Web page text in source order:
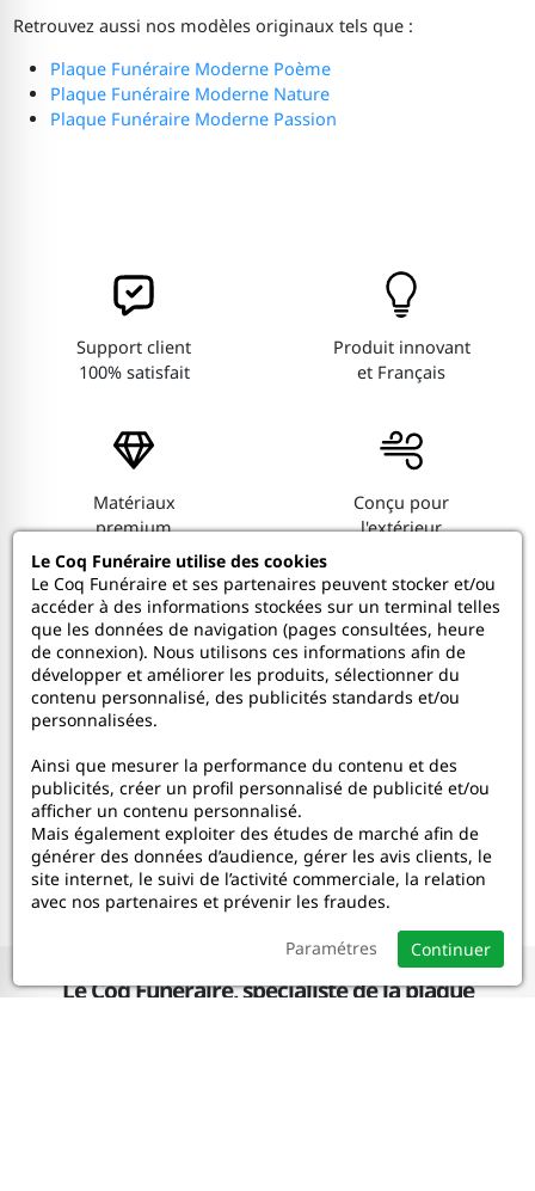
Retrouvez aussi nos modèles originaux tels que :
Plaque Funéraire Moderne Poème
Plaque Funéraire Moderne Nature
Plaque Funéraire Moderne Passion
Support client
100% satisfait
Produit innovant
et Français
Matériaux
premium
Conçu pour
l'extérieur
Inscrivez-vous pour recevoir nos offres
promotionnelles et nouveautés !
Le Coq Funéraire, spécialiste de la plaque
Le Coq Funéraire utilise des cookies
Le Coq Funéraire et ses partenaires peuvent stocker et/ou
accéder à des informations stockées sur un terminal telles
que les données de navigation (pages consultées, heure
de connexion). Nous utilisons ces informations afin de
développer et améliorer les produits, sélectionner du
contenu personnalisé, des publicités standards et/ou
personnalisées.
Ainsi que mesurer la performance du contenu et des
publicités, créer un profil personnalisé de publicité et/ou
afficher un contenu personnalisé.
Mais également exploiter des études de marché afin de
générer des données d’audience, gérer les avis clients, le
site internet, le suivi de l’activité commerciale, la relation
avec nos partenaires et prévenir les fraudes.
Continuer
Paramétres